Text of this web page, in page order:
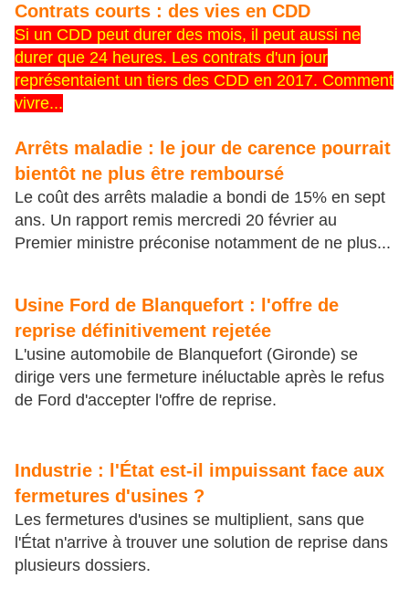
Contrats courts : des vies en CDD
Si un CDD peut durer des mois, il peut aussi ne
durer que 24 heures. Les contrats d'un jour
représentaient un tiers des CDD en 2017. Comment
vivre...
Arrêts maladie : le jour de carence pourrait
bientôt ne plus être remboursé
Le coût des arrêts maladie a bondi de 15% en sept
ans. Un rapport remis mercredi 20 février au
Premier ministre préconise notamment de ne plus...
Usine Ford de Blanquefort : l'offre de
reprise définitivement rejetée
L'usine automobile de Blanquefort (Gironde) se
dirige vers une fermeture inéluctable après le refus
de Ford d'accepter l'offre de reprise.
Industrie : l'État est-il impuissant face aux
fermetures d'usines ?
Les fermetures d'usines se multiplient, sans que
l'État n'arrive à trouver une solution de reprise dans
plusieurs dossiers.